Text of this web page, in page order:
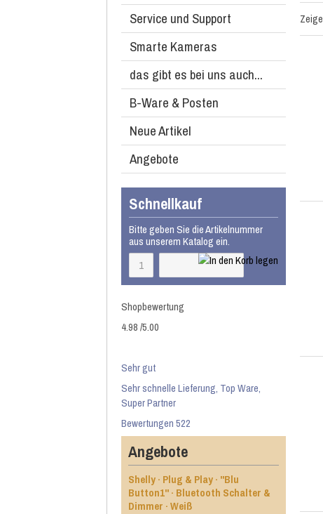
Service und Support
Smarte Kameras
das gibt es bei uns auch...
B-Ware & Posten
Neue Artikel
Angebote
Schnellkauf
Bitte geben Sie die Artikelnummer
aus unserem Katalog ein.
Shopbewertung
4.98/5.00
Sehr gut
Sehr schnelle Lieferung, Top Ware,
Super Partner
Bewertungen 522
Angebote
Shelly · Plug & Play · "Blu
Button1" · Bluetooth Schalter &
Dimmer · Weiß
Zeige